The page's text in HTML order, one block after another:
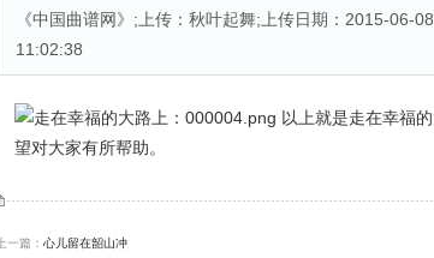
《中国曲谱网》;上传：秋叶起舞;上传日期：2015-06-
11:02:38
以上就是走在幸福
望对大家有所帮助。
上一篇： 心儿留在韶山冲